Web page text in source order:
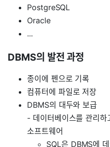
PostgreSQL
Oracle
...
DBMS의 발전 과정
종이에 펜으로 기록
컴퓨터에 파일로 저장
DBMS의 대두와 보급
- 데이터베이스를 관리
소프트웨어
SQL은 DBMS에